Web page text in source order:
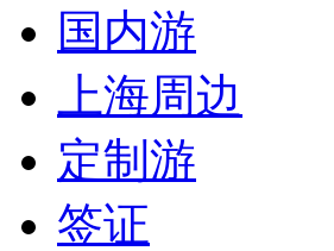
国内游
上海周边
定制游
签证